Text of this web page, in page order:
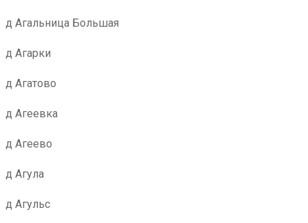
д Агальница Большая
д Агарки
д Агатово
д Агеевка
д Агеево
д Агула
д Агульс